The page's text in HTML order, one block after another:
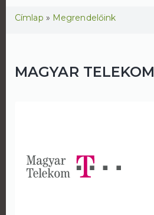
Jelenlegi hely
Címlap » Megrendelőink
MAGYAR TELEKOM